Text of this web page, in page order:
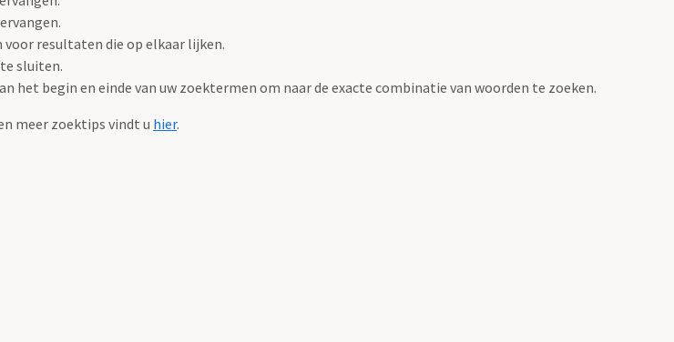
resultaten die op elkaar lijken.
sluiten.
het begin en einde van uw zoektermen om naar de exacte combinatie van woorden te zoeken.
meer zoektips vindt u hier.